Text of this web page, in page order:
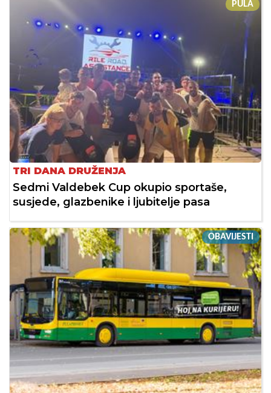
PULA
TRI DANA DRUŽENJA
Sedmi Valdebek Cup okupio sportaše,
susjede, glazbenike i ljubitelje pasa
OBAVIJESTI